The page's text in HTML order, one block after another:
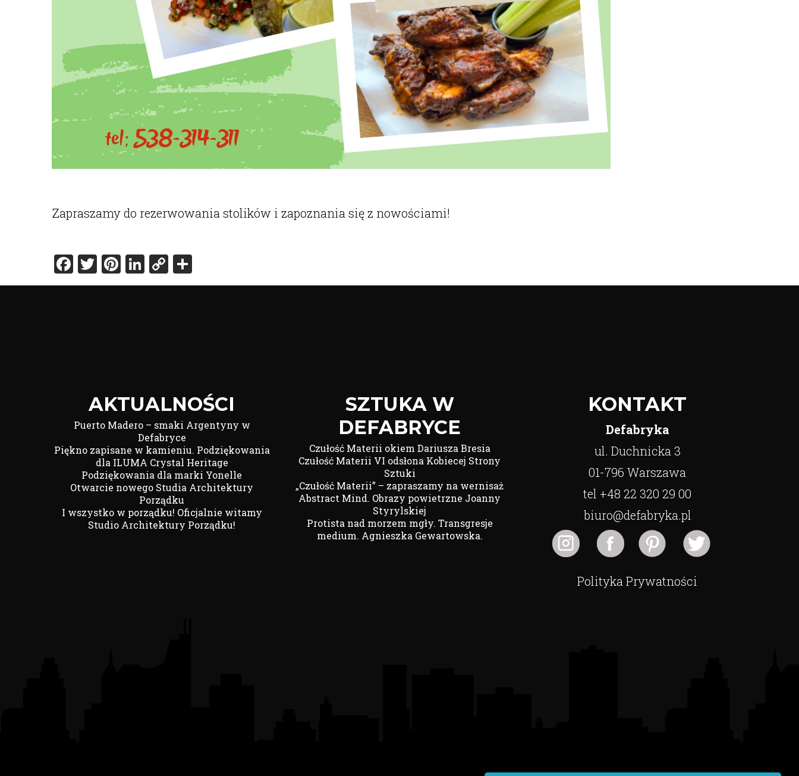
Zapraszamy do rezerwowania stolików i zapoznania się z nowościami!
Facebook
Twitter
Pinterest
LinkedIn
Copy
Link
AKTUALNOŚCI
Puerto Madero – smaki Argentyny w
Defabryce
Piękno zapisane w kamieniu. Podziękowania
dla ILUMA Crystal Heritage
Podziękowania dla marki Yonelle
Otwarcie nowego Studia Architektury
Porządku
I wszystko w porządku! Oficjalnie witamy
Studio Architektury Porządku!
SZTUKA W
DEFABRYCE
Czułość Materii okiem Dariusza Bresia
Czułość Materii VI odsłona Kobiecej Strony
Sztuki
„Czułość Materii” – zapraszamy na wernisaż
Abstract Mind. Obrazy powietrzne Joanny
Styrylskiej
Protista nad morzem mgły. Transgresje
medium. Agnieszka Gewartowska.
KONTAKT
Defabryka
ul. Duchnicka 3
01-796 Warszawa
tel +48 22 320 29 00
biuro@defabryka.pl
Polityka Prywatności